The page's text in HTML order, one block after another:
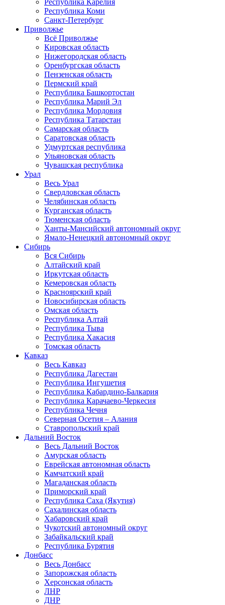
Республика Карелия
Республика Коми
Санкт-Петербург
Приволжье
Всё Приволжье
Кировская область
Нижегородская область
Оренбургская область
Пензенская область
Пермский край
Республика Башкортостан
Республика Марий Эл
Республика Мордовия
Республика Татарстан
Самарская область
Саратовская область
Удмуртская республика
Ульяновская область
Чувашская республика
Урал
Весь Урал
Свердловская область
Челябинская область
Курганская область
Тюменская область
Ханты-Мансийский автономный округ
Ямало-Ненецкий автономный округ
Сибирь
Вся Сибирь
Алтайский край
Иркутская область
Кемеровская область
Красноярский край
Новосибирская область
Омская область
Республика Алтай
Республика Тыва
Республика Хакасия
Томская область
Кавказ
Весь Кавказ
Республика Дагестан
Республика Ингушетия
Республика Кабардино-Балкария
Республика Карачаево-Черкесия
Республика Чечня
Северная Осетия – Алания
Ставропольский край
Дальний Восток
Весь Дальний Восток
Амурская область
Еврейская автономная область
Камчатский край
Магаданская область
Приморский край
Республика Саха (Якутия)
Сахалинская область
Хабаровский край
Чукотский автономный округ
Забайкальский край
Республика Бурятия
Донбасс
Весь Донбасс
Запорожская область
Херсонская область
ЛНР
ДНР